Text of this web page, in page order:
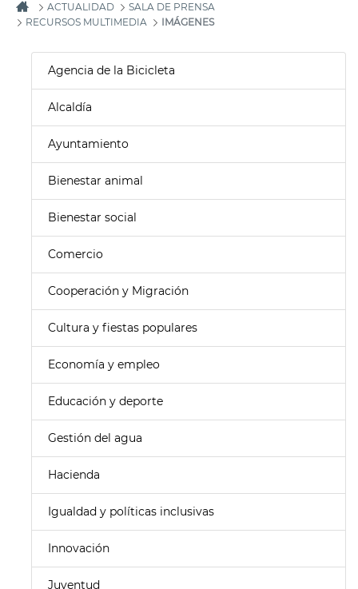
ACTUALIDAD
SALA DE PRENSA
RECURSOS MULTIMEDIA
IMÁGENES
Agencia de la Bicicleta
Alcaldía
Ayuntamiento
Bienestar animal
Bienestar social
Comercio
Cooperación y Migración
Cultura y fiestas populares
Economía y empleo
Educación y deporte
Gestión del agua
Hacienda
Igualdad y políticas inclusivas
Innovación
Juventud